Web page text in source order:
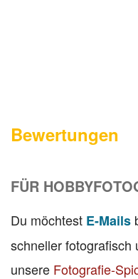
Bewertungen
FÜR
Du möchtest E-Mails
schneller fotografisch
unsere Fotografie-